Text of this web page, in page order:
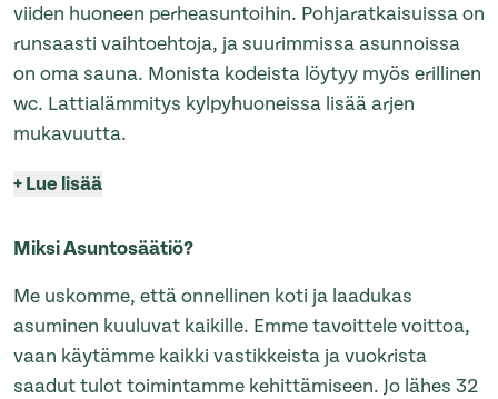
viiden huoneen perheasuntoihin. Pohjaratkaisuissa on
runsaasti vaihtoehtoja, ja suurimmissa asunnoissa
on oma sauna. Monista kodeista löytyy myös erillinen
wc. Lattialämmitys kylpyhuoneissa lisää arjen
mukavuutta.
+Lue lisää
Miksi Asuntosäätiö?
Me uskomme, että onnellinen koti ja laadukas
asuminen kuuluvat kaikille. Emme tavoittele voittoa,
vaan käytämme kaikki vastikkeista ja vuokrista
saadut tulot toimintamme kehittämiseen. Jo lähes 32